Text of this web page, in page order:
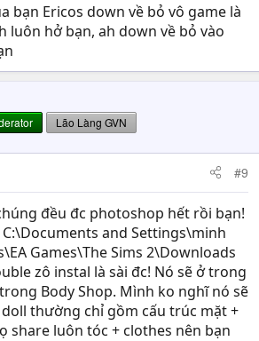
bạn Ericos down về bỏ vô game là
luôn hở bạn, ah down về bỏ vào
Lão Làng GVN
#9
đều đc photoshop hết rồi bạn!
and Settings\minh
Games\The Sims 2\Downloads
zô instal là sài đc! Nó sẽ ở trong
Body Shop. Mình ko nghĩ nó sẽ
thường chỉ gồm cấu trúc mặt +
share luôn tóc + clothes nên bạn